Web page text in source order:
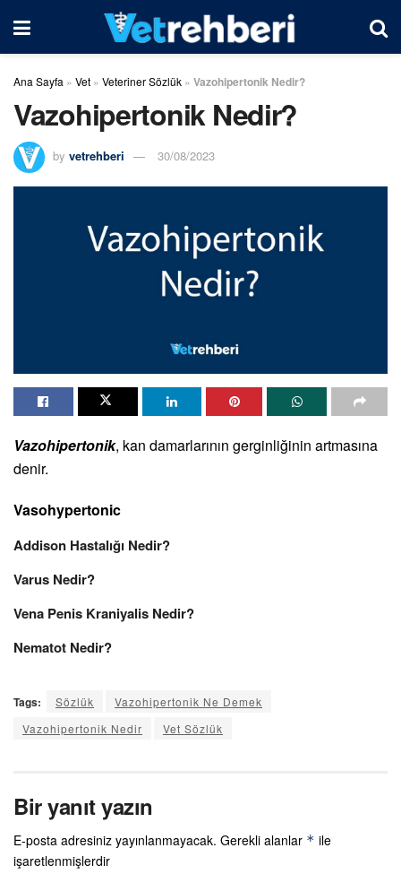
Ana Sayfa » Vet » Veteriner Sözlük » Vazohipertonik Nedir?
Vazohipertonik Nedir?
by vetrehberi 30/08/2023
Vazohipertonik, kan damarlarının gerginliğinin artmasına
denir.
Vasohypertonic
Addison Hastalığı Nedir?
Varus Nedir?
Vena Penis Kraniyalis Nedir?
Nematot Nedir?
Tags: Sözlük
Vazohipertonik Ne Demek
Vazohipertonik Nedir
Vet Sözlük
Bir yanıt yazın
E-posta adresiniz yayınlanmayacak. Gerekli alanlar * ile
işaretlenmişlerdir